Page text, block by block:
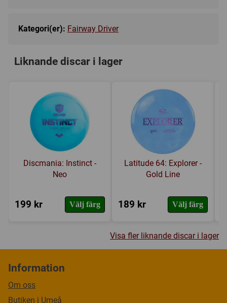
Kategori(er): Fairway Driver
Liknande discar i lager
Discmania: Instinct -
Neo
199 kr Välj färg
Latitude 64: Explorer -
Gold Line
189 kr Välj färg
Visa fler liknande discar i lager
Information
Om oss
Butiken i Umeå